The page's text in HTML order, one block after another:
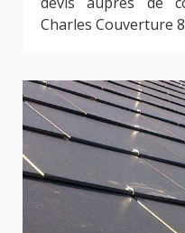
Charles Couverture